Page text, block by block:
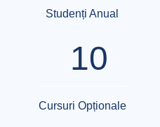
Studenți Anual
10
Cursuri Opționale